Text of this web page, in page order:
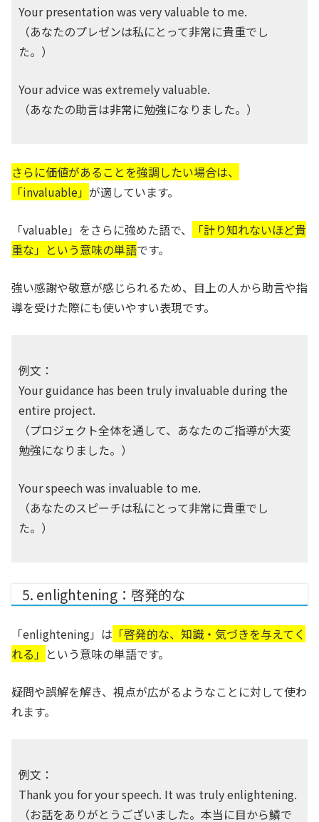
Your presentation was very valuable to me.
（あなたのプレゼンは私にとって非常に貴重でし
た。）
Your advice was extremely valuable.
（あなたの助言は非常に勉強になりました。）
さらに価値があることを強調したい場合は、
「invaluable」 が適しています。
「valuable」をさらに強めた語で、
「計り知れないほど貴
重な」という意味の単語です。
強い感謝や敬意が感じられるため、目上の人から助言や指
導を受けた際にも使いやすい表現です。
例文：
Your guidance has been truly invaluable during the
entire project.
（プロジェクト全体を通して、あなたのご指導が大変
勉強になりました。）
Your speech was invaluable to me.
（あなたのスピーチは私にとって非常に貴重でし
た。）
5. enlightening：啓発的な
「enlightening」は 「啓発的な、知識・気づきを与えてく
れる」 という意味の単語です。
疑問や誤解を解き、視点が広がるようなことに対して使わ
れます。
例文：
Thank you for your speech. It was truly enlightening.
（お話をありがとうございました。本当に目から鱗で